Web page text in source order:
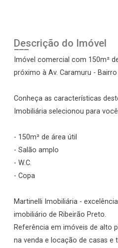
Descrição do Imóvel
Imóvel comercial com 150m²
próximo à Av. Caramuru -
Conheça as características
Imobiliária selecionou para
- 150m² de área útil
- Salão amplo
- W.C.
- Copa
Martinelli Imobiliária -
imobiliário de Ribeirão Preto.
Referência em imóveis de alto
na venda e locação de casas e